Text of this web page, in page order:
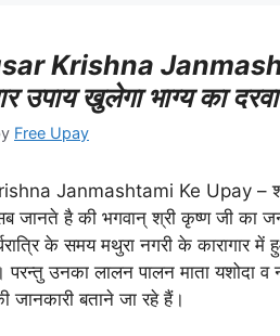
Krishna
उपाय खुलेगा भाग्य का
Free Upay
Janmashtami Ke Upay – श्री
जानते है की भगवान् श्री कृष्ण जी का
के समय मथुरा नगरी के
परन्तु उनका लालन पालन माता यशोदा
जानकारी बताने जा रहे हैं।